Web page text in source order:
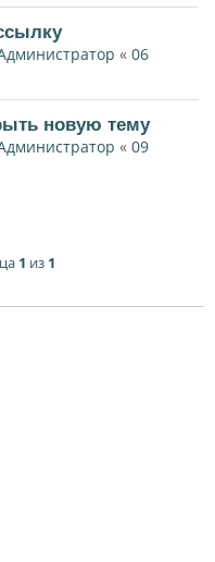
« 06
новую тему
« 09
1 из 1